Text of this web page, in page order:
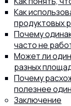
Как
продуктовых
Почему
часто не
Может ли один
разных
Почему
полезнее
Заключение